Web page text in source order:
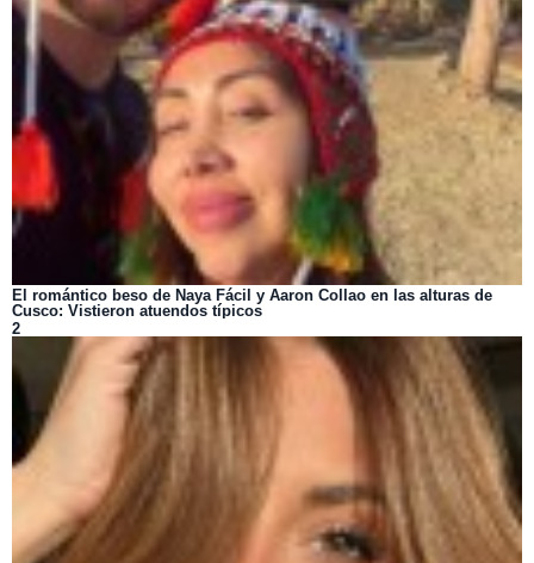
El romántico beso de Naya Fácil y Aaron Collao en las alturas de
Cusco: Vistieron atuendos típicos
2